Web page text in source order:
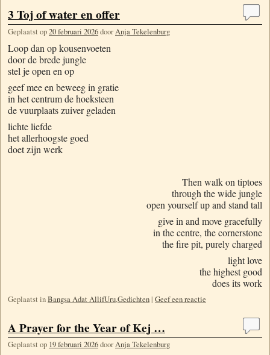
3 Toj of water en offer
Geplaatst op20 februari 2026doorAnja Tekelenburg
Loop dan op kousenvoeten
door de brede jungle
stel je open en op
geef mee en beweeg in gratie
in het centrum de hoeksteen
de vuurplaats zuiver geladen
lichte liefde
het allerhoogste goed
doet zijn werk
Then walk on tiptoes
through the wide jungle
open yourself up and stand tall
give in and move gracefully
in the centre, the cornerstone
the fire pit, purely charged
light love
the highest good
does its work
Geplaatst inBangsa Adat AllifUru,Gedichten | Geef een reactie
A Prayer for the Year of Kej …
Geplaatst op 19 februari 2026doorAnja Tekelenburg